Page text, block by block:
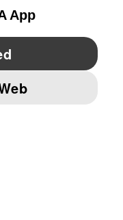
IMPRINT AND LEGAL DATA